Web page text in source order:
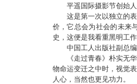
平遥国际摄影节创始
这是第一次以独立的表
价，它总会为社会的未来
史，这便是我看重黑明工作
中国工人出版社副总
《走过青春》朴实无华
物命运变迁之中时，视觉
人心，当然也更见功力。